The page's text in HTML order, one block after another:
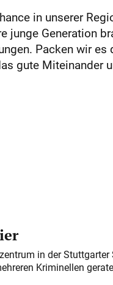
in unserer
junge Generation
Packen wir es
gute Miteinander
in der
Kriminellen